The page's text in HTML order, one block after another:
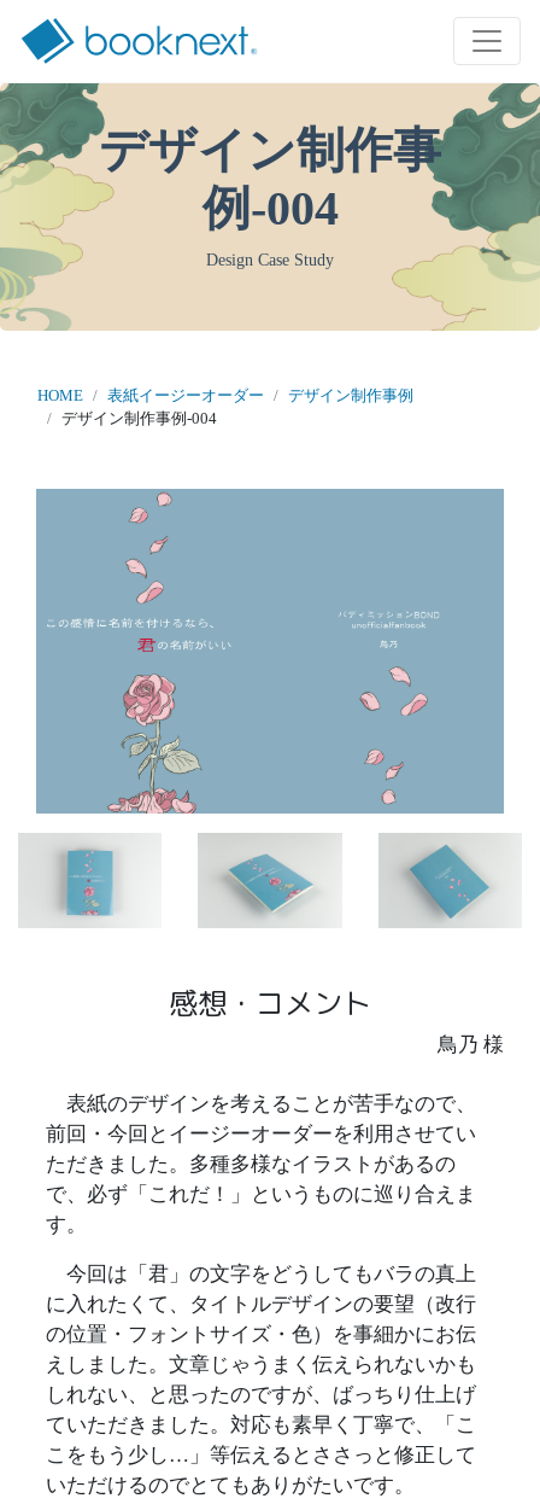
デザイン制作事
例-004
Design Case Study
HOME 表紙イージーオーダー
デザイン制作事例
デザイン制作事例-004
感想・コメント
鳥乃 様
表紙のデザインを考えることが苦手なので、
前回・今回とイージーオーダーを利用させてい
ただきました。多種多様なイラストがあるの
で、必ず「これだ！」というものに巡り合えま
す。
今回は「君」の文字をどうしてもバラの真上
に入れたくて、タイトルデザインの要望（改行
の位置・フォントサイズ・色）を事細かにお伝
えしました。文章じゃうまく伝えられないかも
しれない、と思ったのですが、ばっちり仕上げ
ていただきました。対応も素早く丁寧で、「こ
こをもう少し…」等伝えるとささっと修正して
いただけるのでとてもありがたいです。